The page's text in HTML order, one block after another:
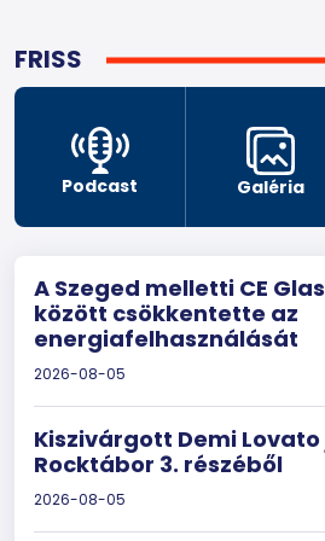
FRISS
Podcast Galéria
A Szeged melletti CE
között csökkentette az
energiafelhasználását
2026-08-05
Kiszivárgott Demi
Rocktábor 3. részéből
2026-08-05